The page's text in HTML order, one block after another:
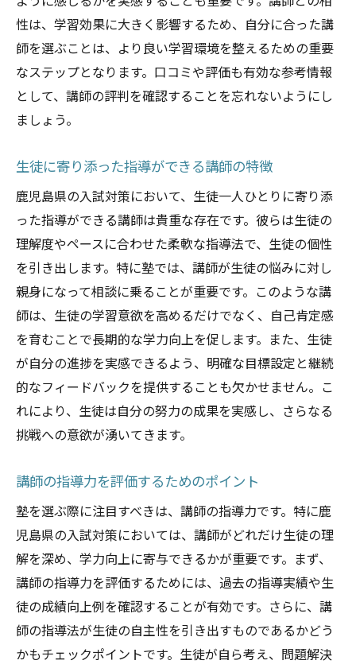
性は、学習効果に大きく影響するため、自分に合った講
師を選ぶことは、より良い学習環境を整えるための重要
なステップとなります。口コミや評価も有効な参考情報
として、講師の評判を確認することを忘れないようにし
ましょう。
生徒に寄り添った指導ができる講師の特徴
鹿児島県の入試対策において、生徒一人ひとりに寄り添
った指導ができる講師は貴重な存在です。彼らは生徒の
理解度やペースに合わせた柔軟な指導法で、生徒の個性
を引き出します。特に塾では、講師が生徒の悩みに対し
親身になって相談に乗ることが重要です。このような講
師は、生徒の学習意欲を高めるだけでなく、自己肯定感
を育むことで長期的な学力向上を促します。また、生徒
が自分の進捗を実感できるよう、明確な目標設定と継続
的なフィードバックを提供することも欠かせません。こ
れにより、生徒は自分の努力の成果を実感し、さらなる
挑戦への意欲が湧いてきます。
講師の指導力を評価するためのポイント
塾を選ぶ際に注目すべきは、講師の指導力です。特に鹿
児島県の入試対策においては、講師がどれだけ生徒の理
解を深め、学力向上に寄与できるかが重要です。まず、
講師の指導力を評価するためには、過去の指導実績や生
徒の成績向上例を確認することが有効です。さらに、講
師の指導法が生徒の自主性を引き出すものであるかどう
かもチェックポイントです。生徒が自ら考え、問題解決